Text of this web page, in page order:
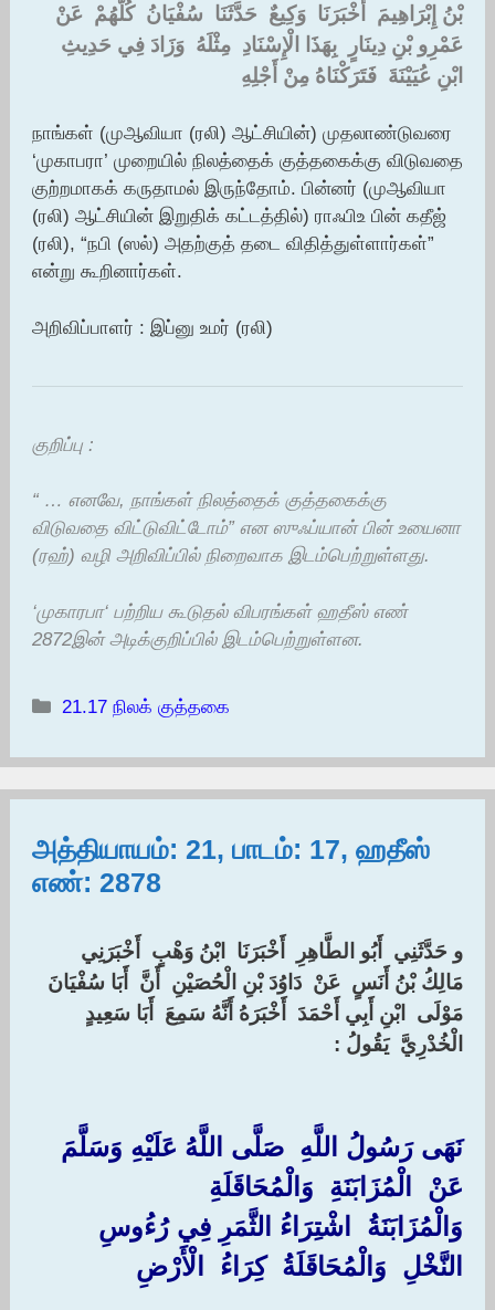
بْنُ إِبْرَاهِيمَ ‏ ‏أَخْبَرَنَا ‏ ‏وَكِيعٌ ‏ ‏حَدَّثَنَا ‏ ‏سُفْيَانُ ‏ ‏كُلُّهُمْ ‏ ‏عَنْ ‏
‏عَمْرِو بْنِ دِينَارٍ ‏ ‏بِهَذَا الْإِسْنَادِ ‏ ‏مِثْلَهُ ‏ ‏وَزَادَ فِي حَدِيثِ ‏
‏ابْنِ عُيَيْنَةَ ‏ ‏فَتَرَكْنَاهُ مِنْ أَجْلِهِ
நாங்கள் (முஆவியா (ரலி) ஆட்சியின்) முதலாண்டுவரை
‘முகாபரா’ முறையில் நிலத்தைக் குத்தகைக்கு விடுவதை
குற்றமாகக் கருதாமல் இருந்தோம். பின்னர் (முஆவியா
(ரலி) ஆட்சியின் இறுதிக் கட்டத்தில்) ராஃபிஉ பின் கதீஜ்
(ரலி), “நபி (ஸல்) அதற்குத் தடை விதித்துள்ளார்கள்”
என்று கூறினார்கள்.
அறிவிப்பாளர் : இப்னு உமர் (ரலி)
குறிப்பு :
“ … எனவே, நாங்கள் நிலத்தைக் குத்தகைக்கு
விடுவதை விட்டுவிட்டோம்” என ஸுஃப்யான் பின் உயைனா
(ரஹ்) வழி அறிவிப்பில் நிறைவாக இடம்பெற்றுள்ளது.
‘முகாரபா‘ பற்றிய கூடுதல் விபரங்கள் ஹதீஸ் எண்
2872இன் அடிக்குறிப்பில் இடம்பெற்றுள்ளன.
Categories
21.17 நிலக் குத்தகை
அத்தியாயம்: 21, பாடம்: 17, ஹதீஸ்
எண்: 2878
‏و حَدَّثَنِي ‏ ‏أَبُو الطَّاهِرِ ‏ ‏أَخْبَرَنَا ‏ ‏ابْنُ وَهْبٍ ‏ ‏أَخْبَرَنِي ‏
‏مَالِكُ بْنُ أَنَسٍ ‏ ‏عَنْ ‏ ‏دَاوُدَ بْنِ الْحُصَيْنِ ‏ ‏أَنَّ ‏ ‏أَبَا سُفْيَانَ ‏
‏مَوْلَى ‏ ‏ابْنِ أَبِي أَحْمَدَ ‏ ‏أَخْبَرَهُ أَنَّهُ سَمِعَ ‏ ‏أَبَا سَعِيدٍ
الْخُدْرِيَّ ‏ ‏يَقُولُ : ‏
نَهَى رَسُولُ اللَّهِ ‏ ‏صَلَّى اللَّهُ عَلَيْهِ وَسَلَّمَ ‏
‏عَنْ ‏ ‏الْمُزَابَنَةِ ‏ ‏وَالْمُحَاقَلَةِ ‏
‏وَالْمُزَابَنَةُ ‏ ‏اشْتِرَاءُ الثَّمَرِ فِي رُءُوسِ
النَّخْلِ ‏ ‏وَالْمُحَاقَلَةُ ‏ ‏كِرَاءُ ‏ ‏الْأَرْضِ